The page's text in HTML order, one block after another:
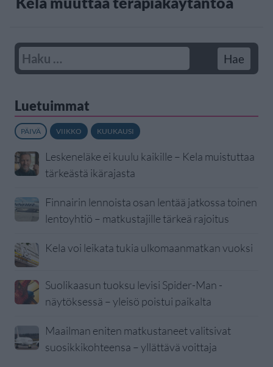
Luetuimmat
PÄIVÄ VIIKKO KUUKAUSI
Leskeneläke ei kuulu kaikille – Kela muistuttaa
tärkeästä ikärajasta
Finnairin lennoista osan lentää jatkossa toinen
lentoyhtiö – matkustajille tärkeä rajoitus
Kela voi leikata tukia ulkomaanmatkan vuoksi
Suolikaasun tuoksu levisi Spider-Man -
näytöksessä – yleisö poistui paikalta
Maailman eniten matkustaneet valitsivat
suosikkikohteensa – yllättävä voittaja